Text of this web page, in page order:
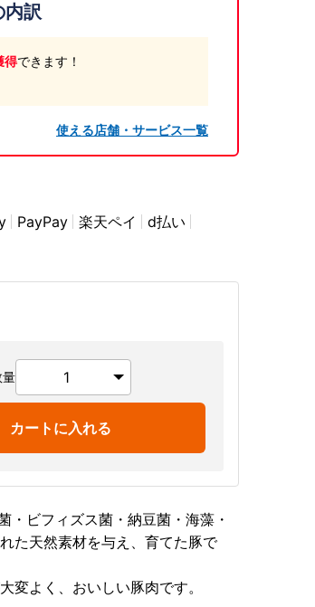
内訳
得できます！
使える店舗・サービス一覧
PayPay 楽天ペイ
d払い
量
カートに入れる
・ビフィズス菌・納豆菌・海藻・
た天然素材を与え、育てた豚で
変よく、おいしい豚肉です。